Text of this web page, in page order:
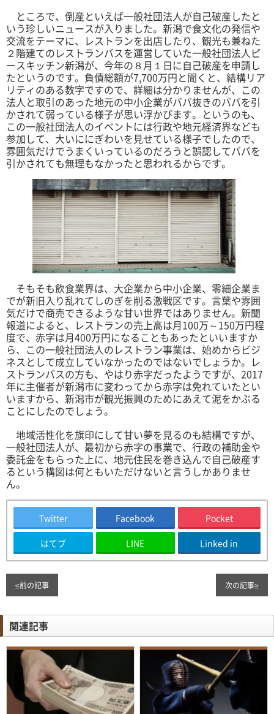
ところで、倒産といえば一般社団法人が自己破産したと
いう珍しいニュースが入りました。新潟で食文化の発信や
交流をテーマに、レストランを出店したり、観光も兼ねた
２階建てのレストランバスを運営していた一般社団法人ピ
ースキッチン新潟が、今年の８月１日に自己破産を申請し
たというのです。負債総額が7,700万円と聞くと、結構リア
リティのある数字ですので、詳細は分かりませんが、この
法人と取引のあった地元の中小企業がババ抜きのババを引
かされて弱っている様子が思い浮かびます。というのも、
この一般社団法人のイベントには行政や地元経済界なども
参加して、大いににぎわいを見せている様子でしたので、
雰囲気だけでうまくいっているのだろうと誤認してババを
引かされても無理もなかったと思われるからです。
そもそも飲食業界は、大企業から中小企業、零細企業ま
でが新旧入り乱れてしのぎを削る激戦区です。言葉や雰囲
気だけで商売できるような甘い世界ではありません。新聞
報道によると、レストランの売上高は月100万～150万円程
度で、赤字は月400万円になることもあったといいますか
ら、この一般社団法人のレストラン事業は、始めからビジ
ネスとして成立していなかったのではないでしょうか。レ
ストランバスの方も、やはり赤字だったようですが、2017
年に主催者が新潟市に変わってから赤字は免れていたとい
いますから、新潟市が観光振興のためにあえて泥をかぶる
ことにしたのでしょう。
地域活性化を旗印にして甘い夢を見るのも結構ですが、
一般社団法人が、最初から赤字の事業で、行政の補助金や
委託金をもらった上に、地元住民を巻き込んで自己破産す
るという構図は何ともいただけないと言うしかありませ
ん。
Twitter Facebook Pocket
はてブ LINE Linked in
≤前の記事 次の記事≥
関連記事